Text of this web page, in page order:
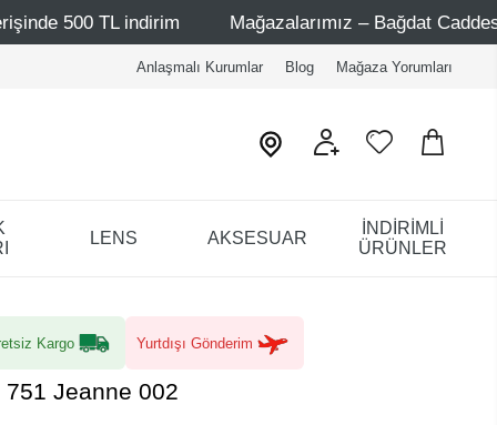
Mağazalarımız – Bağdat Caddesi 1 - Bağdat
Anlaşmalı Kurumlar Blog Mağaza Yorumları
LENS AKSESUAR
İNDİRİMLİ
ÜRÜNLER
Kargo Yurtdışı Gönderim
Jeanne 002